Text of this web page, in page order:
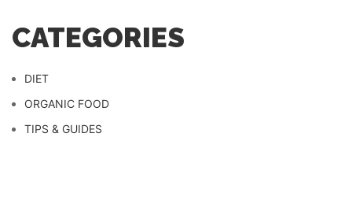
CATEGORIES
DIET
ORGANIC FOOD
TIPS & GUIDES